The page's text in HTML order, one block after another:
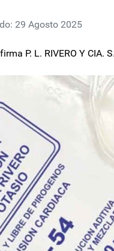
29 Agosto 2025
P. L. RIVERO Y CIA.